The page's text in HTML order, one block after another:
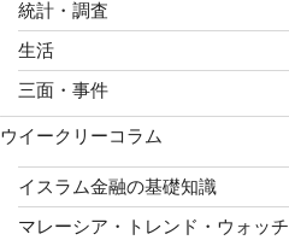
統計・調査
生活
三面・事件
ウイークリーコラム
イスラム金融の基礎知識
マレーシア・トレンド・ウォッチ